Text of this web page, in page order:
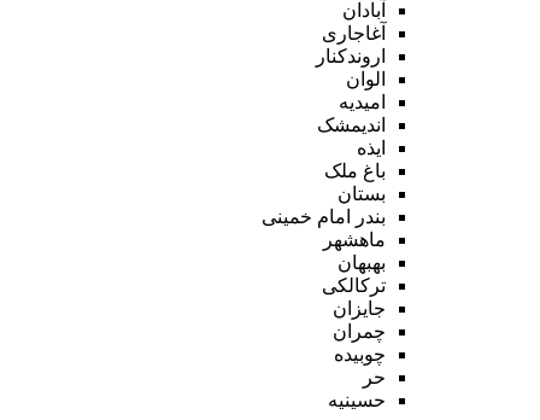
آبادان
آغاجاری
اروندکنار
الوان
امیدیه
اندیمشک
ایذه
باغ ملک
بستان
بندر امام خمینی
ماهشهر
بهبهان
ترکالکی
جایزان
چمران
چوبیده
حر
حسینیه